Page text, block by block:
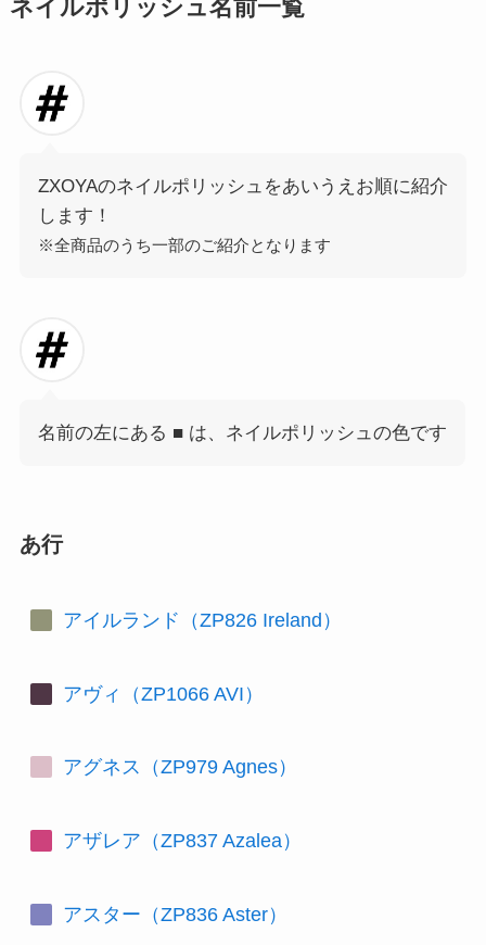
ネイルポリッシュ名前一覧
ZXOYAのネイルポリッシュをあいうえお順に紹介
します！
※全商品のうち一部のご紹介となります
名前の左にある ■ は、ネイルポリッシュの色です
あ行
アイルランド（ZP826 Ireland）
アヴィ（ZP1066 AVI）
アグネス（ZP979 Agnes）
アザレア（ZP837 Azalea）
アスター（ZP836 Aster）